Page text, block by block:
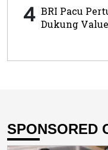
4 BRI Pacu
Dukung
SPONSORED